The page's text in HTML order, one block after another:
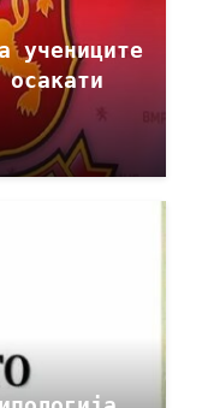
учениците